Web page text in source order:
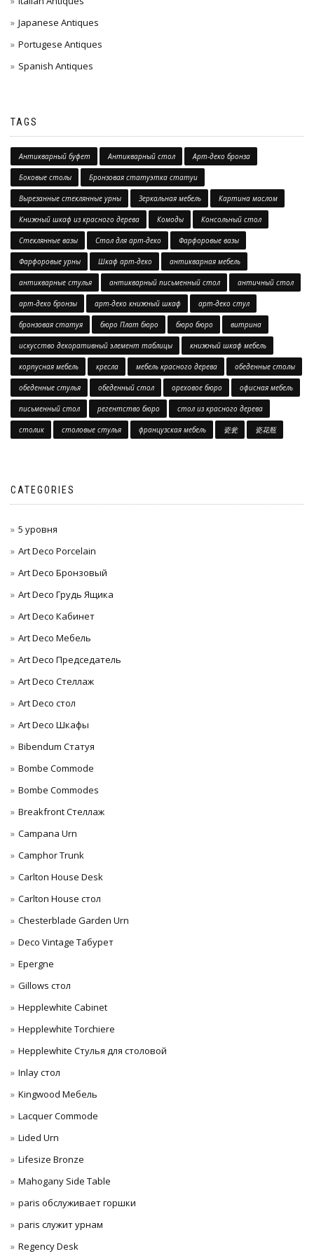
Japanese Antiques
Portugese Antiques
Spanish Antiques
TAGS
Антикварный буфет Антикварный стол Арт-деко бронза
Боковые столы Бронзовая статуэтка статуи
Вырезанные стеклянные урны Зеркальная мебель Картина маслом
Книжный шкаф из красного дерева Комоды Консольный стол
Стеклянные вазы Стол для арт-деко Фарфоровые вазы
Фарфоровые урны Шкаф арт-деко антикварная мебель
антикварные стулья антикварный письменный стол античный стол
арт-деко бронзы арт-деко книжный шкаф арт-деко стул
бронзовая статуя бюро Плат бюро бюро бюро витрина
искусство декоративный элемент таблицы книжный шкаф мебель
корпусная мебель кресла мебель красного дерева обеденные столы
обеденные стулья обеденный стол ореховое бюро офисная мебель
письменный стол регентство бюро стол из красного дерева
столик столовые стулья французская мебель 瓷瓮 瓷花瓶
CATEGORIES
5 уровня
Art Deco Porcelain
Art Deco Бронзовый
Art Deco Грудь Ящика
Art Deco Кабинет
Art Deco Мебель
Art Deco Председатель
Art Deco Стеллаж
Art Deco стол
Art Deco Шкафы
Bibendum Статуя
Bombe Commode
Bombe Commodes
Breakfront Стеллаж
Campana Urn
Camphor Trunk
Carlton House Desk
Carlton House стол
Chesterblade Garden Urn
Deco Vintage Табурет
Epergne
Gillows стол
Hepplewhite Cabinet
Hepplewhite Torchiere
Hepplewhite Стулья для столовой
Inlay стол
Kingwood Мебель
Lacquer Commode
Lided Urn
Lifesize Bronze
Mahogany Side Table
paris обслуживает горшки
paris служит урнам
Regency Desk